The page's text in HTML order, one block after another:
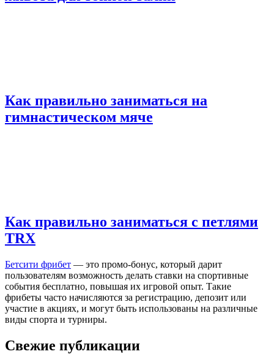
Как правильно заниматься на
гимнастическом мяче
Как правильно заниматься с петлями
TRX
Бетсити фрибет — это промо-бонус, который дарит
пользователям возможность делать ставки на спортивные
события бесплатно, повышая их игровой опыт. Такие
фрибеты часто начисляются за регистрацию, депозит или
участие в акциях, и могут быть использованы на различные
виды спорта и турниры.
Свежие публикации